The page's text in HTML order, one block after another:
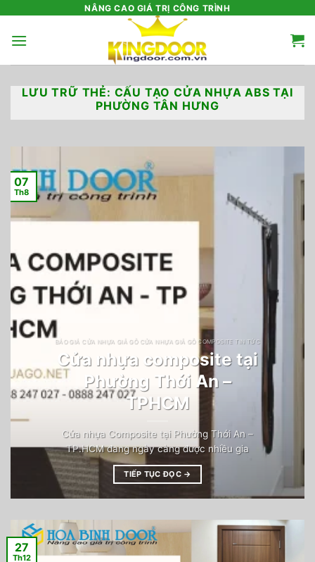
nội
NÂNG CAO GIÁ TRỊ CÔNG TRÌNH
LƯU TRỮ THẺ: CẤU TẠO CỬA NHỰA ABS TẠI
PHƯỜNG TÂN HƯNG
BÁO GIÁ CỬA NHỰA GIẢ GỖ CỬA NHỰA GIẢ GỖ COMPOSITE TIN TỨC
Cửa nhựa composite tại
Phường Thới An –
TPHCM
Cửa nhựa Composite tại Phường Thới An –
TP.HCM đang ngày càng được nhiều gia
TIẾP TỤC ĐỌC →
07
Th8
27
Th12